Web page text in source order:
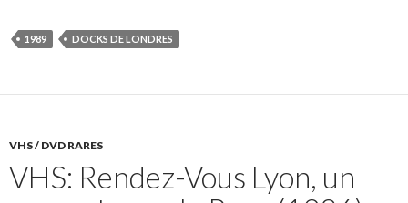
1989 DOCKS DE LONDRES
VHS / DVD RARES
VHS: Rendez-Vous Lyon, un